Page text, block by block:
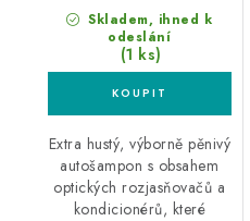
Skladem, ihned k
odeslání
(1 ks)
Extra hustý, výborně pěnivý
autošampon s obsahem
optických rozjasňovačů a
kondicionérů, které